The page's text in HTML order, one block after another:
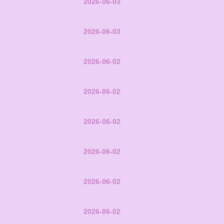
2026-06-03
2026-06-02
2026-06-02
2026-06-02
2026-06-02
2026-06-02
2026-06-02